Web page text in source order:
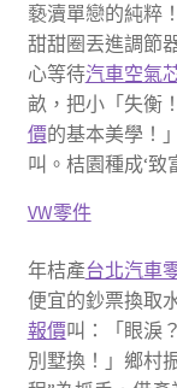
褻瀆單戀的純粹
甜甜圈丟進調節
心等待汽車空氣
畝，把小「失衡
價的基本美學！
叫。桔園種成‘致
VW零件
年桔產台北汽車
便宜的鈔票換取
報價叫：「眼淚
別墅換！」鄉村